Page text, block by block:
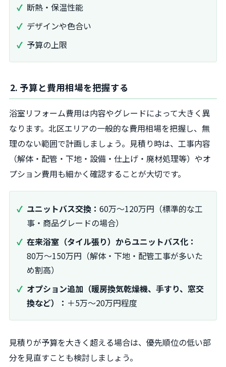
断熱・保温性能
デザインや色合い
予算の上限
2. 予算と費用相場を把握する
浴室リフォーム費用は内容やグレードによって大きく異
なります。北区エリアの一般的な費用相場を把握し、無
理のない範囲で計画しましょう。見積り時は、工事内容
（解体・配管・下地・設備・仕上げ・廃材処理等）やオ
プション費用も細かく確認することが大切です。
ユニットバス交換： 60万～120万円（標準的な工
事・商品グレードの場合）
在来浴室（タイル張り）からユニットバス化：
80万～150万円（解体・下地・配管工事が多いた
め割高）
オプション追加（暖房換気乾燥機、手すり、窓交
換など）： ＋5万～20万円程度
見積りが予算を大きく超える場合は、優先順位の低い部
分を見直すことも検討しましょう。